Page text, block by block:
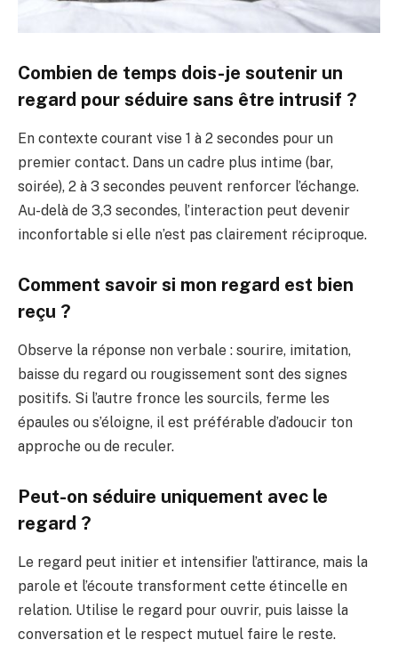
Combien de temps dois-je soutenir un
regard pour séduire sans être intrusif ?
En contexte courant vise 1 à 2 secondes pour un
premier contact. Dans un cadre plus intime (bar,
soirée), 2 à 3 secondes peuvent renforcer l’échange.
Au-delà de 3,3 secondes, l’interaction peut devenir
inconfortable si elle n’est pas clairement réciproque.
Comment savoir si mon regard est bien
reçu ?
Observe la réponse non verbale : sourire, imitation,
baisse du regard ou rougissement sont des signes
positifs. Si l’autre fronce les sourcils, ferme les
épaules ou s’éloigne, il est préférable d’adoucir ton
approche ou de reculer.
Peut-on séduire uniquement avec le
regard ?
Le regard peut initier et intensifier l’attirance, mais la
parole et l’écoute transforment cette étincelle en
relation. Utilise le regard pour ouvrir, puis laisse la
conversation et le respect mutuel faire le reste.